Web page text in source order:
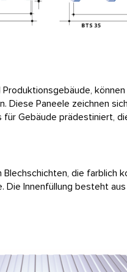
Diese Paneele zeichnen
Gebäude prädestiniert,
die farblich
Innenfüllung besteht